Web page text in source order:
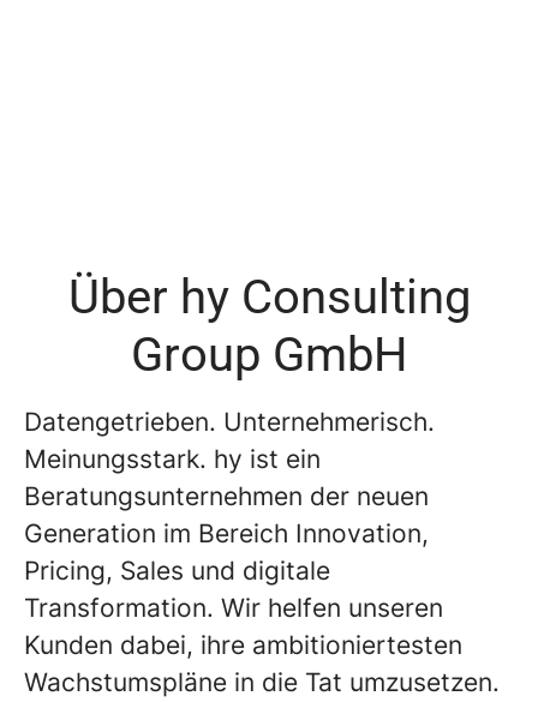
Über hy Consulting
Group GmbH
Datengetrieben. Unternehmerisch.
Meinungsstark. hy ist ein
Beratungsunternehmen der neuen
Generation im Bereich Innovation,
Pricing, Sales und digitale
Transformation. Wir helfen unseren
Kunden dabei, ihre ambitioniertesten
Wachstumspläne in die Tat umzusetzen.